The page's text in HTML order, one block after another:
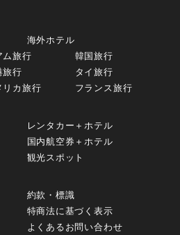
海外ホテル
ム旅行
韓国旅行
旅行
タイ旅行
リカ旅行 フランス旅行
レンタカー＋ホテル
国内航空券＋ホテル
観光スポット
約款・標識
特商法に基づく表示
よくあるお問い合わせ